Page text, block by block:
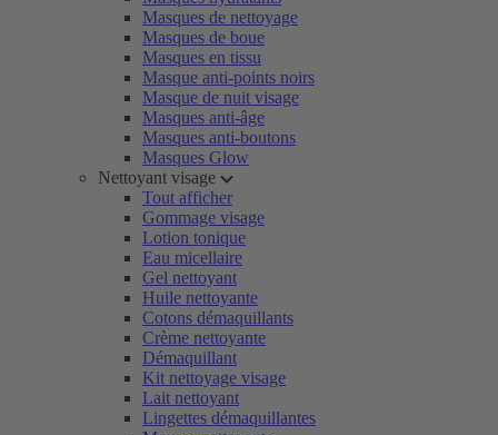
Masques de nettoyage
Masques de boue
Masques en tissu
Masque anti-points noirs
Masque de nuit visage
Masques anti-âge
Masques anti-boutons
Masques Glow
Nettoyant visage
Tout afficher
Gommage visage
Lotion tonique
Eau micellaire
Gel nettoyant
Huile nettoyante
Cotons démaquillants
Crème nettoyante
Démaquillant
Kit nettoyage visage
Lait nettoyant
Lingettes démaquillantes